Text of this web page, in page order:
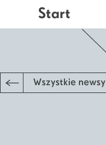
Start
Wszystkie newsy